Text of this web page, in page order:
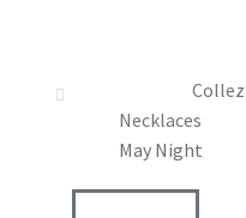
Necklaces
May Night